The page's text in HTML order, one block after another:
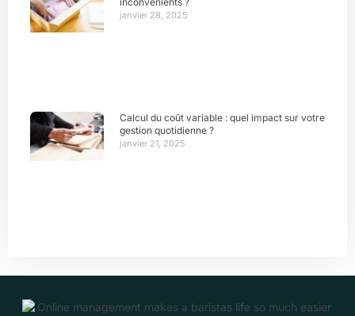
janvier 28, 2025
Calcul du coût variable : quel impact sur votre
gestion quotidienne ?
janvier 21, 2025